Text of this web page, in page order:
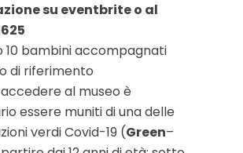
su eventbrite o al
10 bambini accompagnati
di riferimento
al museo è
essere muniti di una delle
verdi Covid-19 (Green–